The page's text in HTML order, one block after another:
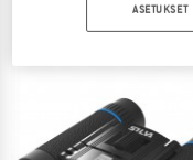
15,95 €
2,5(2)
ASETUKSET